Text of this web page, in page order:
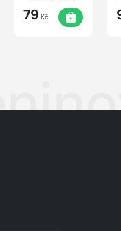
79 Kč
SVĚTLÝ/TMAVÝ REŽIM